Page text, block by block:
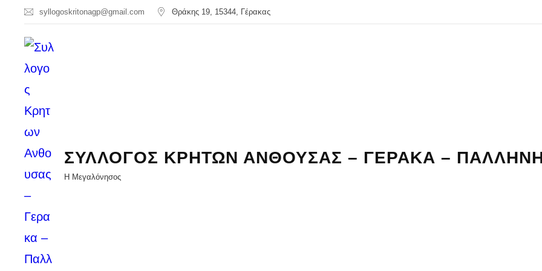
syllogoskritonagp@gmail.com Θράκης 19, 15344, Γέρακας
ΣΥΛΛΟΓΟΣ ΚΡΗΤΩΝ ΑΝΘΟΥΣΑΣ – ΓΕΡΑΚΑ –
Η Μεγαλόνησος